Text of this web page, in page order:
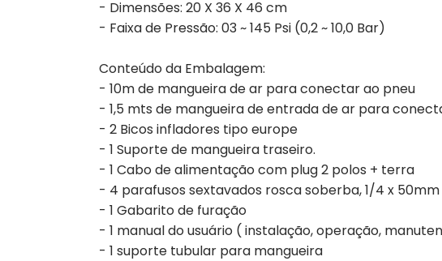
- Dimensões: 20 X 36 X 46 cm
- Faixa de Pressão: 03 ~ 145 Psi (0,2 ~ 10,0 Bar)
Conteúdo da Embalagem:
- 10m de mangueira de ar para conectar ao pneu
- 1,5 mts de mangueira de entrada de ar para
- 2 Bicos infladores tipo europe
- 1 Suporte de mangueira traseiro.
- 1 Cabo de alimentação com plug 2 polos + terra
- 4 parafusos sextavados rosca soberba, 1/4 x 50mm
- 1 Gabarito de furação
- 1 manual do usuário ( instalação, operação,
- 1 suporte tubular para mangueira